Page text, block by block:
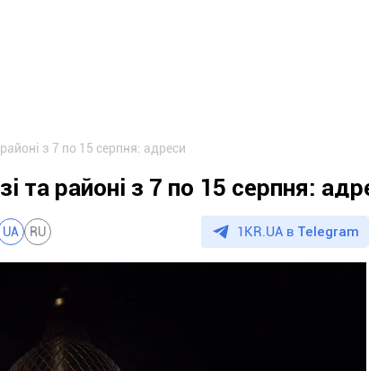
з 7 по 15 серпня: адреси
та районі з 7 по 15 серпня:
UA RU 1KR.UA в Telegram